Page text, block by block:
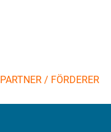
PARTNER / FÖRDERER